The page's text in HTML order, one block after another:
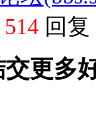
514 回
更多